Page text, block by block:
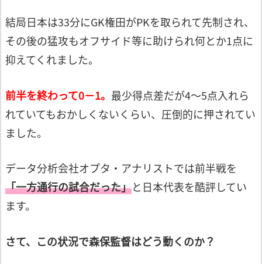
結局日本は33分にGK権田がPKを取られて先制され、
その後の猛攻もオフサイド等に助けられ何とか1点に
抑えてくれました。
前半を終わって0－1。 最少得点差だが4～5点入れら
れていてもおかしくないくらい、圧倒的に押されてい
ました。
データ分析会社オプタ・アナリストでは前半戦を
「一方通行の試合だった」と日本代表を酷評してい
ます。
さて、この状況で森保監督はどう動くのか？